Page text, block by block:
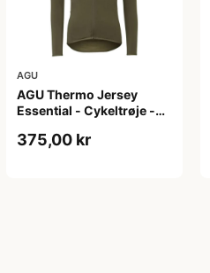
AGU
AGU Thermo Jersey
Essential - Cykeltrøje -
XXL
375,00 kr